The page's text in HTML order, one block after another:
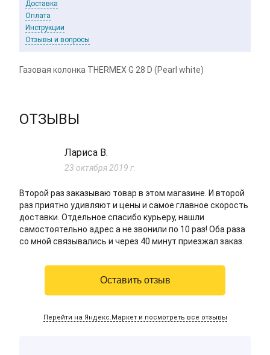
Доставка
Оплата
Инструкции
Отзывы и вопросы
Газовая колонка THERMEX G 28 D (Pearl white)
ОТЗЫВЫ
Лариса В.
23 октября 2019 г.
Второй раз заказываю товар в этом магазине. И второй
раз приятно удивляют и цены и самое главное скорость
доставки. Отдельное спасибо курьеру, нашли
самостоятельно адрес а не звонили по 10 раз! Оба раза
со мной связывались и через 40 минут приезжал заказ.
Оставить отзыв
Перейти на Яндекс.Маркет и посмотреть все отзывы